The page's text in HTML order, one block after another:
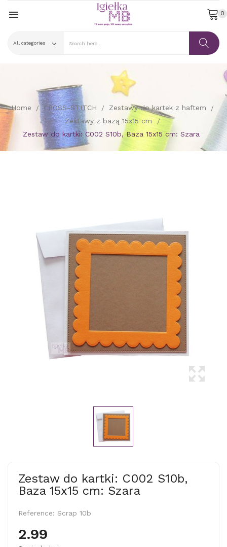
 0
Home CROSS-STITCH
Zestawy do kartek z haftem
Zestawy z bazą 15x15 cm
Zestaw do kartki: C002 S10b, Baza 15x15 cm: Szara
Zestaw do kartki: C002 S10b,
Baza 15x15 cm: Szara
Reference: Scrap 10b
2.99